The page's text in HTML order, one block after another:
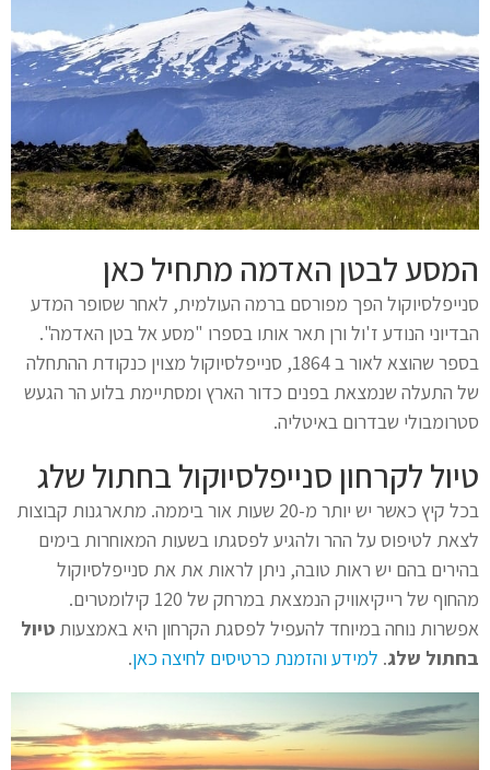
המסע לבטן האדמה מתחיל כאן
סנייפלסיוקול הפך מפורסם ברמה העולמית, לאחר שסופר המדע
הבדיוני הנודע ז'ול ורן תאר אותו בספרו "מסע אל בטן האדמה".
בספר שהוצא לאור ב 1864, סנייפלסיוקול מצוין כנקודת ההתחלה
של התעלה שנמצאת בפנים כדור הארץ ומסתיימת בלוע הר הגעש
סטרומבולי שבדרום באיטליה.
טיול לקרחון סנייפלסיוקול בחתול שלג
בכל קיץ כאשר יש יותר מ-20 שעות אור ביממה. מתארגנות קבוצות
לצאת לטיפוס על ההר ולהגיע לפסגתו בשעות המאוחרות בימים
בהירים בהם יש ראות טובה, ניתן לראות את את סנייפלסיוקול
מהחוף של רייקיאוויק הנמצאת במרחק של 120 קילומטרים.
אפשרות נוחה במיוחד להעפיל לפסגת הקרחון היא באמצעות טיול
בחתול שלג. למידע והזמנת כרטיסים לחיצה כאן.